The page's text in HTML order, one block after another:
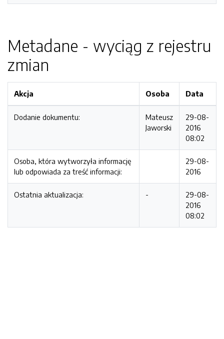
Metadane - wyciąg z rejestru
zmian
Akcja Osoba Data
Dodanie dokumentu:
Mateusz
Jaworski
29-08-
2016
08:02
Osoba, która wytworzyła informację
lub odpowiada za treść informacji:
29-08-
2016
Ostatnia aktualizacja: -
29-08-
2016
08:02